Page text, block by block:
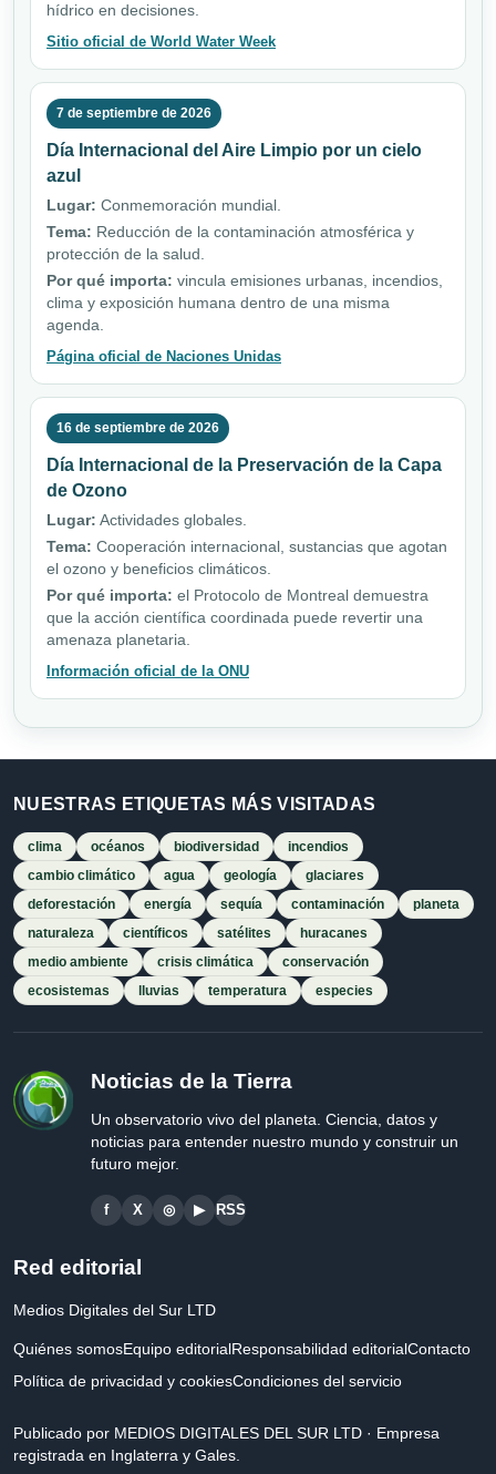
hídrico en decisiones.
Sitio oficial de World Water Week
7 de septiembre de 2026
Día Internacional del Aire Limpio por un cielo
azul
Lugar: Conmemoración mundial.
Tema: Reducción de la contaminación atmosférica y
protección de la salud.
Por qué importa: vincula emisiones urbanas, incendios,
clima y exposición humana dentro de una misma
agenda.
Página oficial de Naciones Unidas
16 de septiembre de 2026
Día Internacional de la Preservación de la Capa
de Ozono
Lugar: Actividades globales.
Tema: Cooperación internacional, sustancias que agotan
el ozono y beneficios climáticos.
Por qué importa: el Protocolo de Montreal demuestra
que la acción científica coordinada puede revertir una
amenaza planetaria.
Información oficial de la ONU
NUESTRAS ETIQUETAS MÁS VISITADAS
clima océanos biodiversidad
incendios
cambio climático
agua geología
glaciares
deforestación
energía sequía contaminación
planeta
naturaleza
científicos satélites
huracanes
medio ambiente
crisis climática
conservación
ecosistemas
lluvias temperatura especies
Noticias de la Tierra
Un observatorio vivo del planeta. Ciencia, datos y
noticias para entender nuestro mundo y construir un
futuro mejor.
f X ◎ ▶ RSS
Red editorial
Medios Digitales del Sur LTD
Quiénes somosEquipo editorialResponsabilidad editorialContacto
Política de privacidad y cookiesCondiciones del servicio
Publicado por MEDIOS DIGITALES DEL SUR LTD · Empresa
registrada en Inglaterra y Gales.